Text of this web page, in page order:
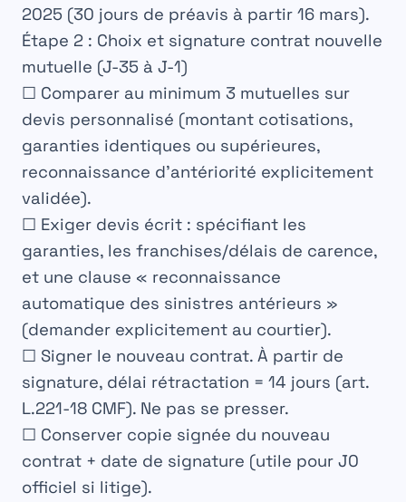
2025 (30 jours de préavis à partir 16 mars).
Étape 2 : Choix et signature contrat nouvelle
mutuelle (J-35 à J-1)
☐ Comparer au minimum 3 mutuelles sur
devis personnalisé (montant cotisations,
garanties identiques ou supérieures,
reconnaissance d’antériorité explicitement
validée).
☐ Exiger devis écrit : spécifiant les
garanties, les franchises/délais de carence,
et une clause « reconnaissance
automatique des sinistres antérieurs »
(demander explicitement au courtier).
☐ Signer le nouveau contrat. À partir de
signature, délai rétractation = 14 jours (art.
L.221-18 CMF). Ne pas se presser.
☐ Conserver copie signée du nouveau
contrat + date de signature (utile pour J0
officiel si litige).